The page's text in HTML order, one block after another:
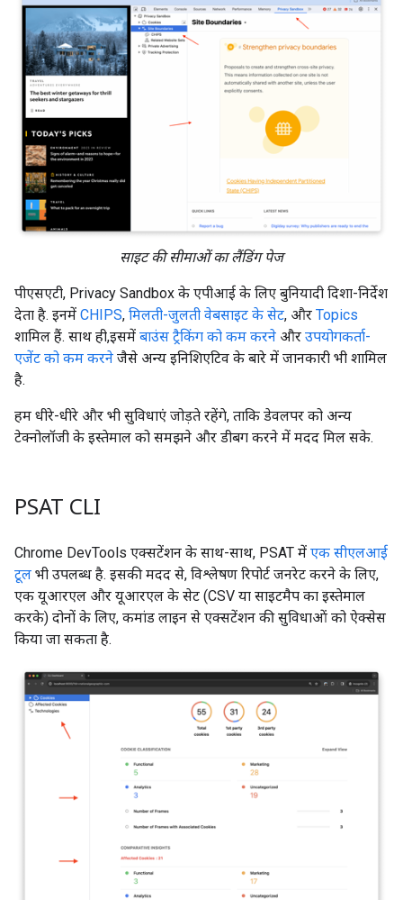
साइट की सीमाओं का लैंडिंग पेज
पीएसएटी, Privacy Sandbox के एपीआई के लिए बुनियादी दिशा-निर्देश
देता है. इनमें CHIPS, मिलती-जुलती वेबसाइट के सेट, और Topics
शामिल हैं. साथ ही,इसमें बाउंस ट्रैकिंग को कम करने और उपयोगकर्ता-
एजेंट को कम करने जैसे अन्य इनिशिएटिव के बारे में जानकारी भी शामिल
है.
हम धीरे-धीरे और भी सुविधाएं जोड़ते रहेंगे, ताकि डेवलपर को अन्य
टेक्नोलॉजी के इस्तेमाल को समझने और डीबग करने में मदद मिल सके.
PSAT CLI
Chrome DevTools एक्सटेंशन के साथ-साथ, PSAT में एक सीएलआई
टूल भी उपलब्ध है. इसकी मदद से, विश्लेषण रिपोर्ट जनरेट करने के लिए,
एक यूआरएल और यूआरएल के सेट (CSV या साइटमैप का इस्तेमाल
करके) दोनों के लिए, कमांड लाइन से एक्सटेंशन की सुविधाओं को ऐक्सेस
किया जा सकता है.